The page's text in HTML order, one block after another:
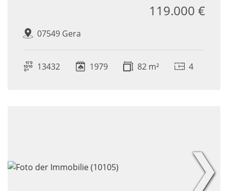
07549 Gera
119.000 €
13432 1979 82 m² 4
❯